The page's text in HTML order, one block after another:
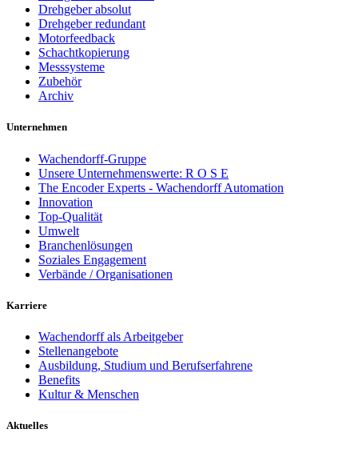
Drehgeber absolut
Drehgeber redundant
Motorfeedback
Schachtkopierung
Messsysteme
Zubehör
Archiv
Unternehmen
Wachendorff-Gruppe
Unsere Unternehmenswerte: R O S E
The Encoder Experts - Wachendorff Automation
Innovation
Top-Qualität
Umwelt
Branchenlösungen
Soziales Engagement
Verbände / Organisationen
Karriere
Wachendorff als Arbeitgeber
Stellenangebote
Ausbildung, Studium und Berufserfahrene
Benefits
Kultur & Menschen
Aktuelles